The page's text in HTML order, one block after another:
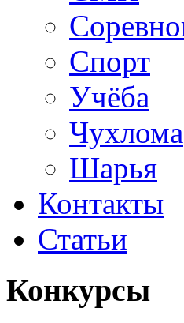
Спорт
Учёба
Чухлома
Шарья
Контакты
Статьи
Конкурсы